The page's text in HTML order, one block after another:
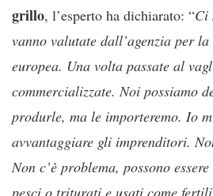
grillo, l’esperto ha dichiarato: “Ci
vanno valutate dall’agenzia per
europea. Una volta passate al
commercializzate. Noi possiamo
produrle, ma le importeremo. Io
avvantaggiare gli imprenditori.
Non c’è problema, possono
pesci o triturati e usati come